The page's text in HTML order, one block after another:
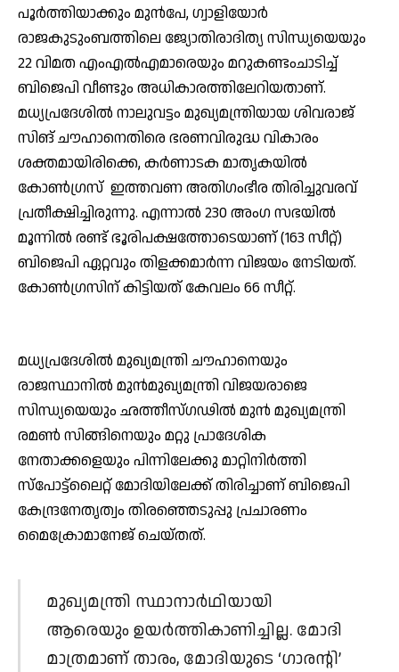
പൂര്‍ത്തിയാക്കും മുന്‍പേ, ഗ്വാളിയോര്‍
രാജകുടുംബത്തിലെ ജ്യോതിരാദിത്യ സിന്ധ്യയെയും
22 വിമത എംഎല്‍എമാരെയും മറുകണ്ടംചാടിച്ച്
ബിജെപി വീണ്ടും അധികാരത്തിലേറിയതാണ്.
മധ്യപ്രദേശില്‍ നാലുവട്ടം മുഖ്യമന്ത്രിയായ ശിവരാജ്
സിങ് ചൗഹാനെതിരെ ഭരണവിരുദ്ധ വികാരം
ശക്തമായിരിക്കെ, കര്‍ണാടക മാതൃകയില്‍
കോണ്‍ഗ്രസ് ഇത്തവണ അതിഗംഭീര തിരിച്ചുവരവ്
പ്രതീക്ഷിച്ചിരുന്നു. എന്നാല്‍ 230 അംഗ സഭയില്‍
മൂന്നില്‍ രണ്ട് ഭൂരിപക്ഷത്തോടെയാണ് (163 സീറ്റ്)
ബിജെപി ഏറ്റവും തിളക്കമാര്‍ന്ന വിജയം നേടിയത്.
കോണ്‍ഗ്രസിന് കിട്ടിയത് കേവലം 66 സീറ്റ്.
മധ്യപ്രദേശില്‍ മുഖ്യമന്ത്രി ചൗഹാനെയും
രാജസ്ഥാനില്‍ മുന്‍മുഖ്യമന്ത്രി വിജയരാജെ
സിന്ധ്യയെയും ഛത്തീസ്ഗഢില്‍ മുന്‍ മുഖ്യമന്ത്രി
രമണ്‍ സിങ്ങിനെയും മറ്റു പ്രാദേശിക
നേതാക്കളെയും പിന്നിലേക്കു മാറ്റിനിര്‍ത്തി
സ്‌പോട്ട്‌ലൈറ്റ് മോദിയിലേക്ക് തിരിച്ചാണ് ബിജെപി
കേന്ദ്രനേതൃത്വം തിരഞ്ഞെടുപ്പു പ്രചാരണം
മൈക്രോമാനേജ് ചെയ്തത്.
മുഖ്യമന്ത്രി സ്ഥാനാര്‍ഥിയായി
ആരെയും ഉയര്‍ത്തികാണിച്ചില്ല. മോദി
മാത്രമാണ് താരം, മോദിയുടെ ‘ഗാരന്റി’